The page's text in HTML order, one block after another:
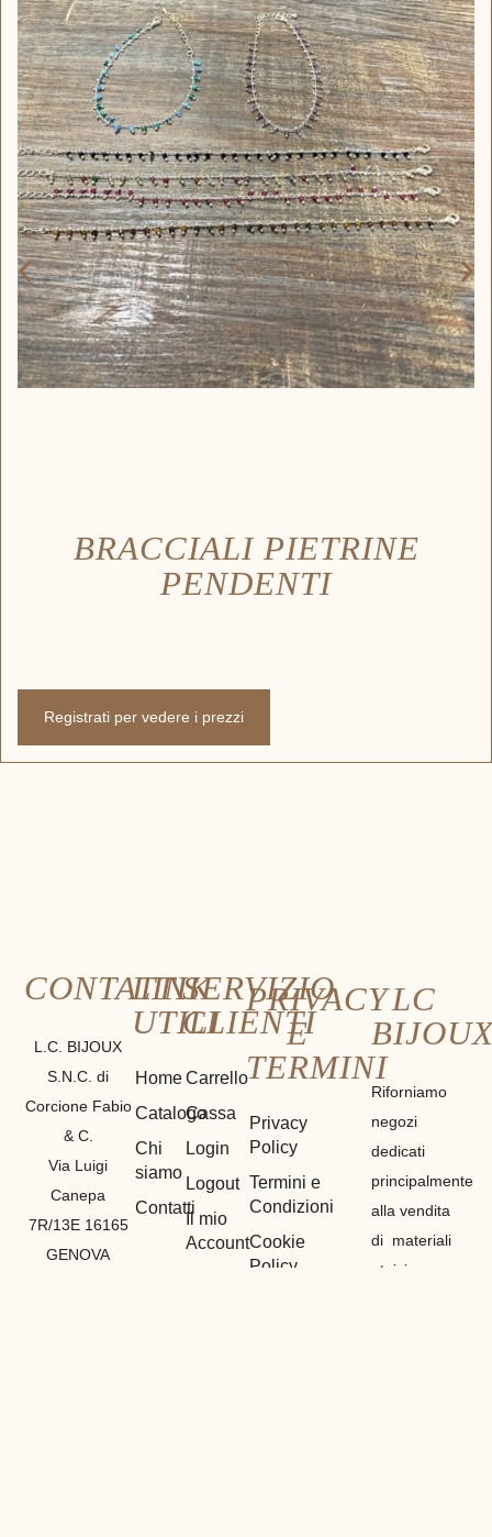
BRACCIALI PIETRINE
PENDENTI
Registrati per vedere i prezzi
LC
Riforniamo
negozi
dedicati
principalmente
alla vendita
di materiali
etnici,
LINK
UTILI
Home
Catalogo
Chi
siamo
Contatti
SERVIZIO
CLIENTI
Carrello
Cassa
Login
Logout
Il mio
Account
PRIVACY
E
TERMINI
Privacy
Policy
Termini e
Condizioni
Cookie
Policy
CONTATTI
L.C. BIJOUX
S.N.C. di
Corcione Fabio
& C.
Via Luigi
Canepa
7R/13E 16165
GENOVA